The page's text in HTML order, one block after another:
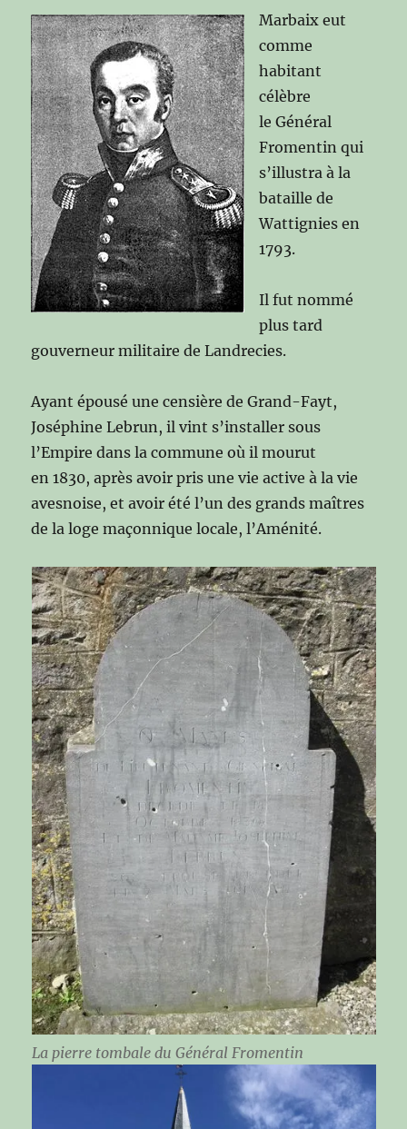
Marbaix eut
comme
habitant
célèbre
le Général
Fromentin qui
s’illustra à la
bataille de
Wattignies en
1793.
Il fut nommé
plus tard
gouverneur militaire de Landrecies.
Ayant épousé une censière de Grand-Fayt,
Joséphine Lebrun, il vint s’installer sous
l’Empire dans la commune où il mourut
en 1830, après avoir pris une vie active à la vie
avesnoise, et avoir été l’un des grands maîtres
de la loge maçonnique locale, l’Aménité.
La pierre tombale du Général Fromentin